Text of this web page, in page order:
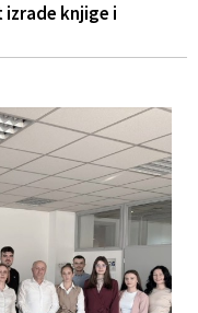
knjige i